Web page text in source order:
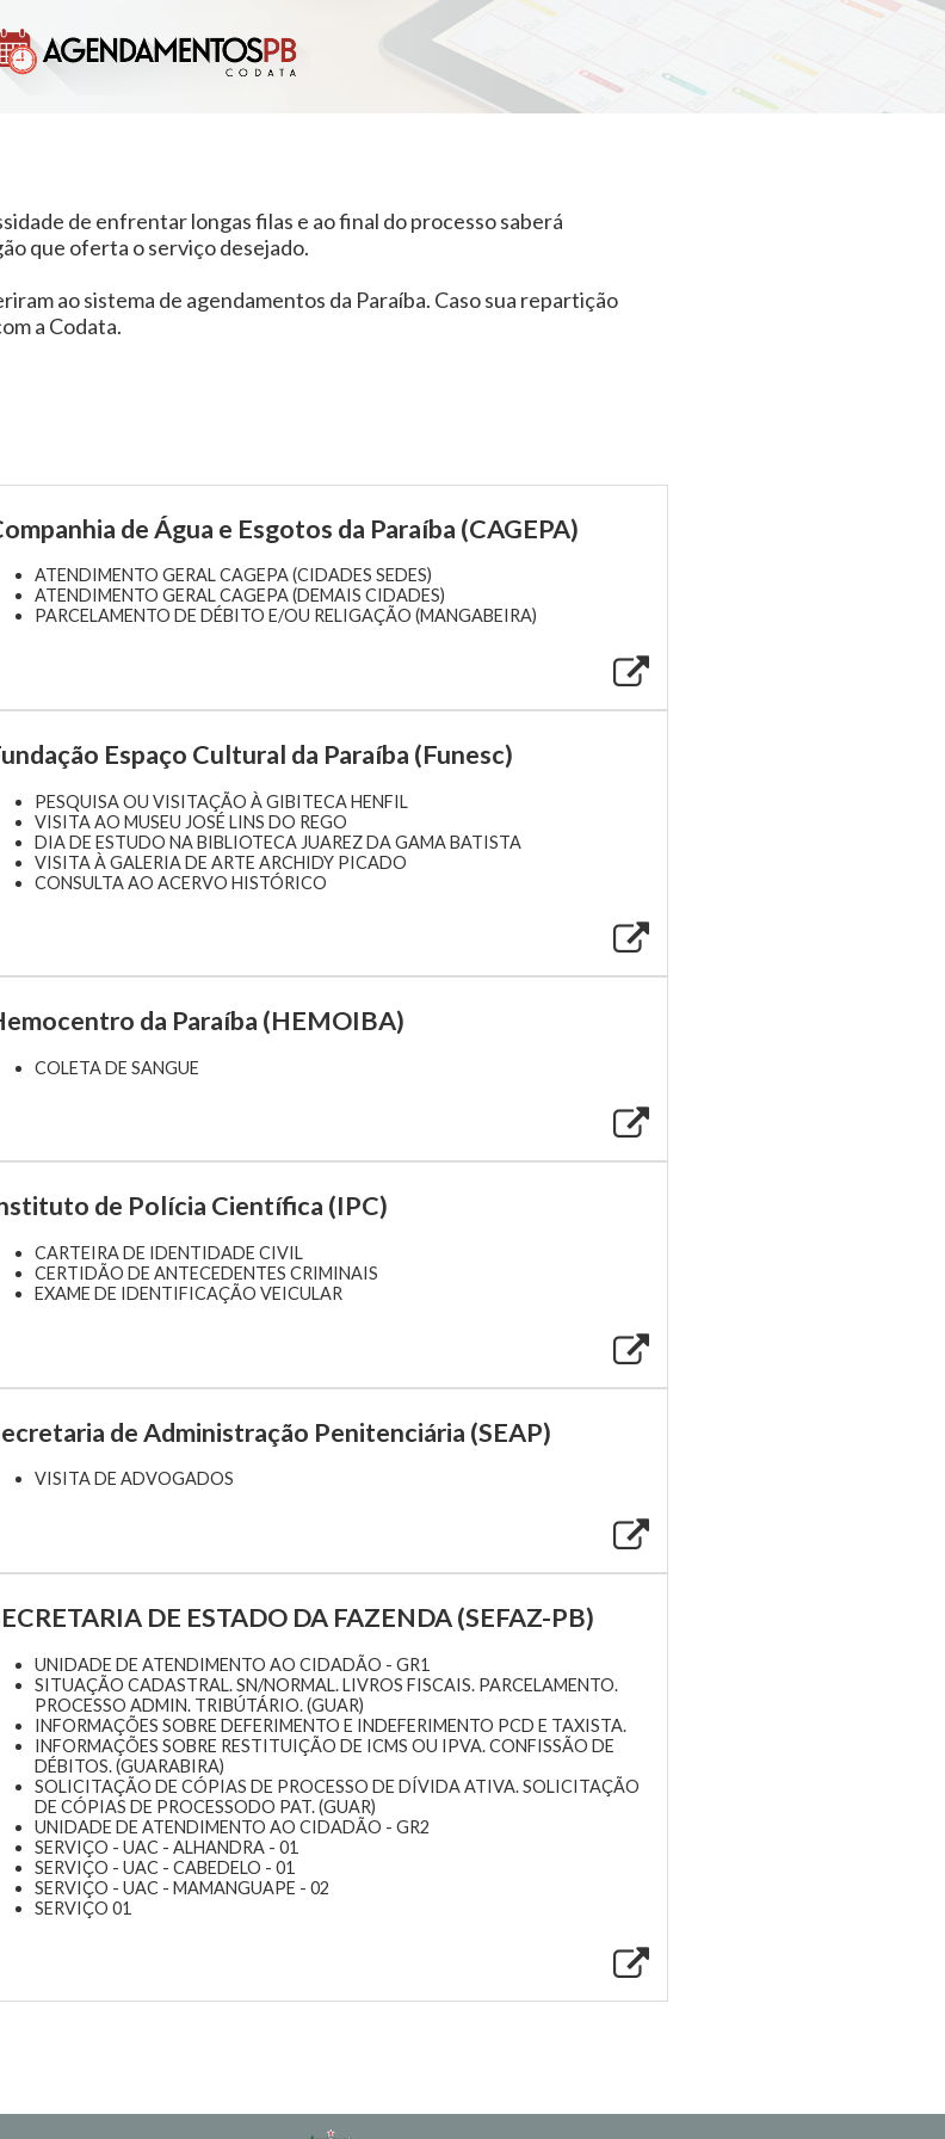
de enfrentar longas filas e ao final do processo saberá
que oferta o serviço desejado.
ao sistema de agendamentos da Paraíba. Caso sua repartição
a Codata.
de Água e Esgotos da Paraíba (CAGEPA)
ATENDIMENTO GERAL CAGEPA (CIDADES SEDES)
ATENDIMENTO GERAL CAGEPA (DEMAIS CIDADES)
PARCELAMENTO DE DÉBITO E/OU RELIGAÇÃO (MANGABEIRA)
Espaço Cultural da Paraíba (Funesc)
PESQUISA OU VISITAÇÃO À GIBITECA HENFIL
VISITA AO MUSEU JOSÉ LINS DO REGO
DIA DE ESTUDO NA BIBLIOTECA JUAREZ DA GAMA BATISTA
VISITA À GALERIA DE ARTE ARCHIDY PICADO
CONSULTA AO ACERVO HISTÓRICO
da Paraíba (HEMOIBA)
COLETA DE SANGUE
de Polícia Científica (IPC)
CARTEIRA DE IDENTIDADE CIVIL
CERTIDÃO DE ANTECEDENTES CRIMINAIS
EXAME DE IDENTIFICAÇÃO VEICULAR
de Administração Penitenciária (SEAP)
VISITA DE ADVOGADOS
DE ESTADO DA FAZENDA (SEFAZ-PB)
UNIDADE DE ATENDIMENTO AO CIDADÃO - GR1
SITUAÇÃO CADASTRAL. SN/NORMAL. LIVROS FISCAIS. PARCELAMENTO.
PROCESSO ADMIN. TRIBÚTÁRIO. (GUAR)
INFORMAÇÕES SOBRE DEFERIMENTO E INDEFERIMENTO PCD E TAXISTA.
INFORMAÇÕES SOBRE RESTITUIÇÃO DE ICMS OU IPVA. CONFISSÃO DE
DÉBITOS. (GUARABIRA)
SOLICITAÇÃO DE CÓPIAS DE PROCESSO DE DÍVIDA ATIVA. SOLICITAÇÃO
DE CÓPIAS DE PROCESSODO PAT. (GUAR)
UNIDADE DE ATENDIMENTO AO CIDADÃO - GR2
SERVIÇO - UAC - ALHANDRA - 01
SERVIÇO - UAC - CABEDELO - 01
SERVIÇO - UAC - MAMANGUAPE - 02
SERVIÇO 01